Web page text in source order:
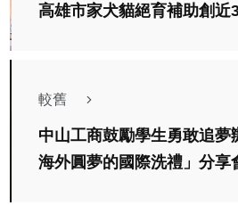
高雄市家犬貓絕育補助創近
較舊
中山工商鼓勵學生勇敢追夢
海外圓夢的國際洗禮」分享